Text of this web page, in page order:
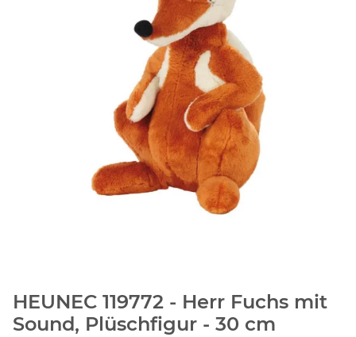
HEUNEC 119772 - Herr Fuchs mit
Sound, Plüschfigur - 30 cm